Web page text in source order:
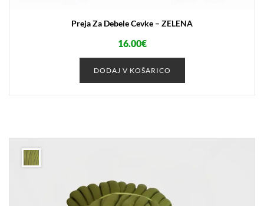
Preja Za Debele Cevke – ZELENA
16.00€
DODAJ V KOŠARICO